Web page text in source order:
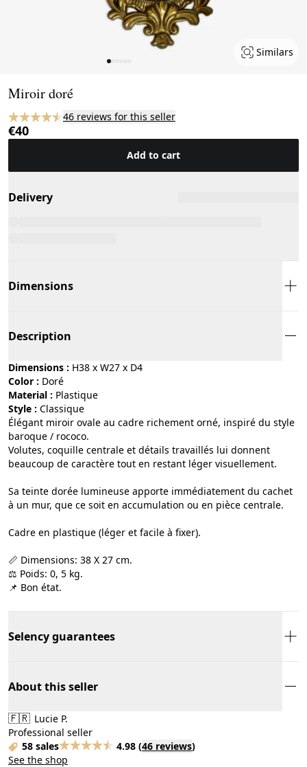
Similars
Miroir doré
46 reviews for this seller
€40
Add to cart
Delivery
Dimensions
Description
Dimensions : H38 x W27 x D4
Color :
doré
Material :
plastique
Style :
classique
Élégant miroir ovale au cadre richement orné, inspiré du style
baroque / rococo.
Volutes, coquille centrale et détails travaillés lui donnent
beaucoup de caractère tout en restant léger visuellement.
Sa teinte dorée lumineuse apporte immédiatement du cachet
à un mur, que ce soit en accumulation ou en pièce centrale.
Cadre en plastique (léger et facile à fixer).
📏 Dimensions: 38 X 27 cm.
⚖️ Poids: 0, 5 kg.
📌 Bon état.
Selency guarantees
About this seller
🇫🇷 Lucie P.
Professional seller
58 sales
4.98 (46 reviews)
See the shop